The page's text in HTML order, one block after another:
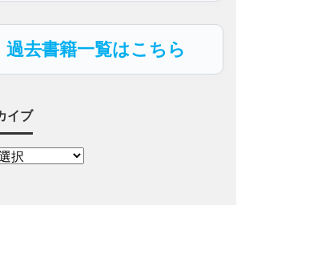
過去書籍一覧はこちら
イブ